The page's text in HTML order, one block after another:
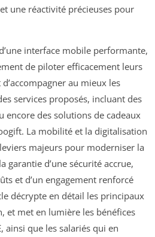
une réactivité précieuses pour
interface mobile performante,
de piloter efficacement leurs
au mieux les
services proposés, incluant des
encore des solutions de cadeaux
La mobilité et la digitalisation
majeurs pour moderniser la
garantie d’une sécurité accrue,
et d’un engagement renforcé
décrypte en détail les principaux
et met en lumière les bénéfices
ainsi que les salariés qui en